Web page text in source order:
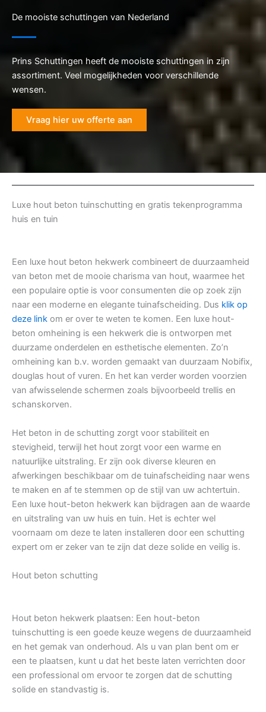
De mooiste schuttingen van Nederland
Prins Schuttingen heeft de mooiste schuttingen in zijn
assortiment. Veel mogelijkheden voor verschillende
wensen.
Vraag hier uw offerte aan
Luxe hout beton tuinschutting en gratis tekenprogramma
huis en tuin
Een luxe hout beton hekwerk combineert de duurzaamheid
van beton met de mooie charisma van hout, waarmee het
een populaire optie is voor consumenten die op zoek zijn
naar een moderne en elegante tuinafscheiding. Dus klik op
deze link om er over te weten te komen. Een luxe hout-
beton omheining is een hekwerk die is ontworpen met
duurzame onderdelen en esthetische elementen. Zo’n
omheining kan b.v. worden gemaakt van duurzaam Nobifix,
douglas hout of vuren. En het kan verder worden voorzien
van afwisselende schermen zoals bijvoorbeeld trellis en
schanskorven.
Het beton in de schutting zorgt voor stabiliteit en
stevigheid, terwijl het hout zorgt voor een warme en
natuurlijke uitstraling. Er zijn ook diverse kleuren en
afwerkingen beschikbaar om de tuinafscheiding naar wens
te maken en af te stemmen op de stijl van uw achtertuin.
Een luxe hout-beton hekwerk kan bijdragen aan de waarde
en uitstraling van uw huis en tuin. Het is echter wel
voornaam om deze te laten installeren door een schutting
expert om er zeker van te zijn dat deze solide en veilig is.
Hout beton schutting
Hout beton hekwerk plaatsen: Een hout-beton
tuinschutting is een goede keuze wegens de duurzaamheid
en het gemak van onderhoud. Als u van plan bent om er
een te plaatsen, kunt u dat het beste laten verrichten door
een professional om ervoor te zorgen dat de schutting
solide en standvastig is.